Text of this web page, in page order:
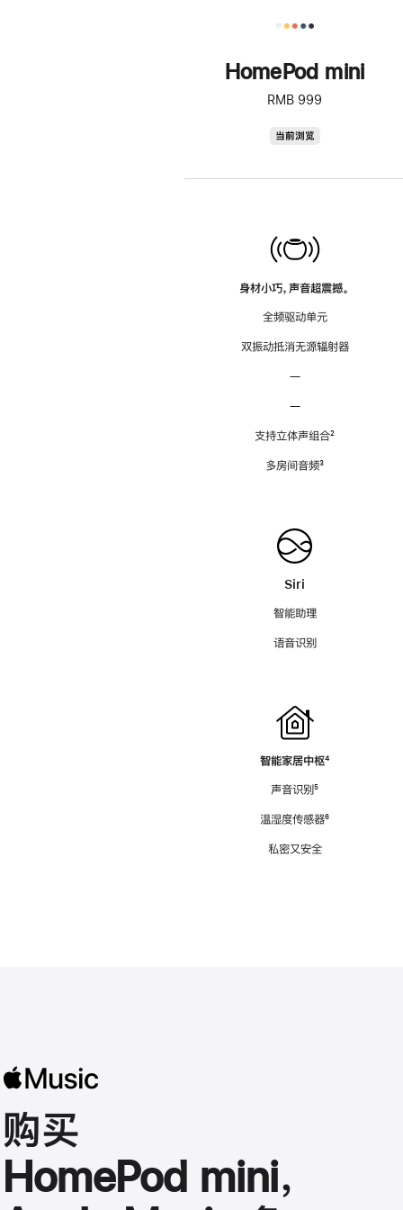
HomePod mini
RMB 999
当前浏览
身材小巧，声音超震撼。
全频驱动单元
双振动抵消无源辐射器
—
—
支持立体声组合脚
²
多房间音频脚
³
Siri
智能助理
语音识别
智能家居中枢脚
⁴
声音识别脚
⁵
温湿度传感器脚
⁶
私密又安全
购买
HomePod mini，